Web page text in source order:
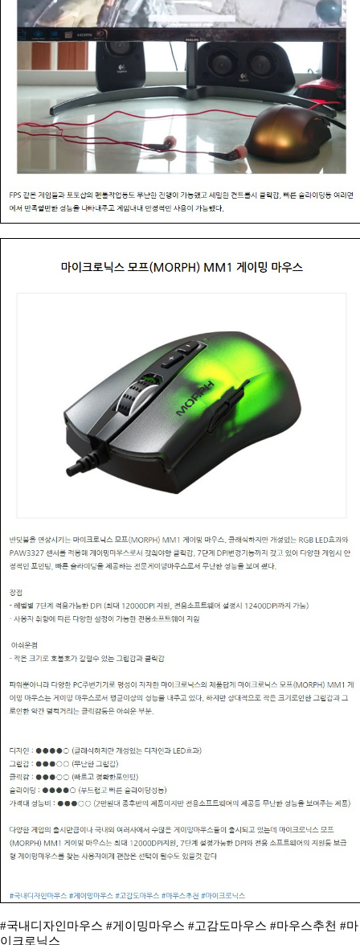
#국내디자인마우스 #게이밍마우스 #고감도마우스 #마우스추천 #마
이크로닉스